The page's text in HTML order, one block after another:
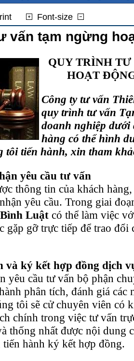
Font-size
vấn tạm ngừng
QUY TRÌNH TƯ
HOẠT
Công ty tư vấn
quy trình tư vấn
doanh nghiệp dưới
hàng có thểhình
tôi tiến hành, xin tham
yêu cầu tư vấn
thông tin của khách
yêu cầu. Trong giai
Luật có thể làm việc
gặp gỡ trực tiếp để trao đổi
và ký kết hợp đồng dịch
yêu cầu tư vấn bộ phận
phân tích, đánh giá các
tôi sẽ cử chuyên viên có
chính trong việc tư vấn
thống nhất được nội dung
hành ký kết hợp đồng.